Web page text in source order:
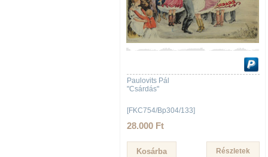
Paulovits Pál
"Csárdás"
[FKC754/Bp304/133]
28.000 Ft
Részletek